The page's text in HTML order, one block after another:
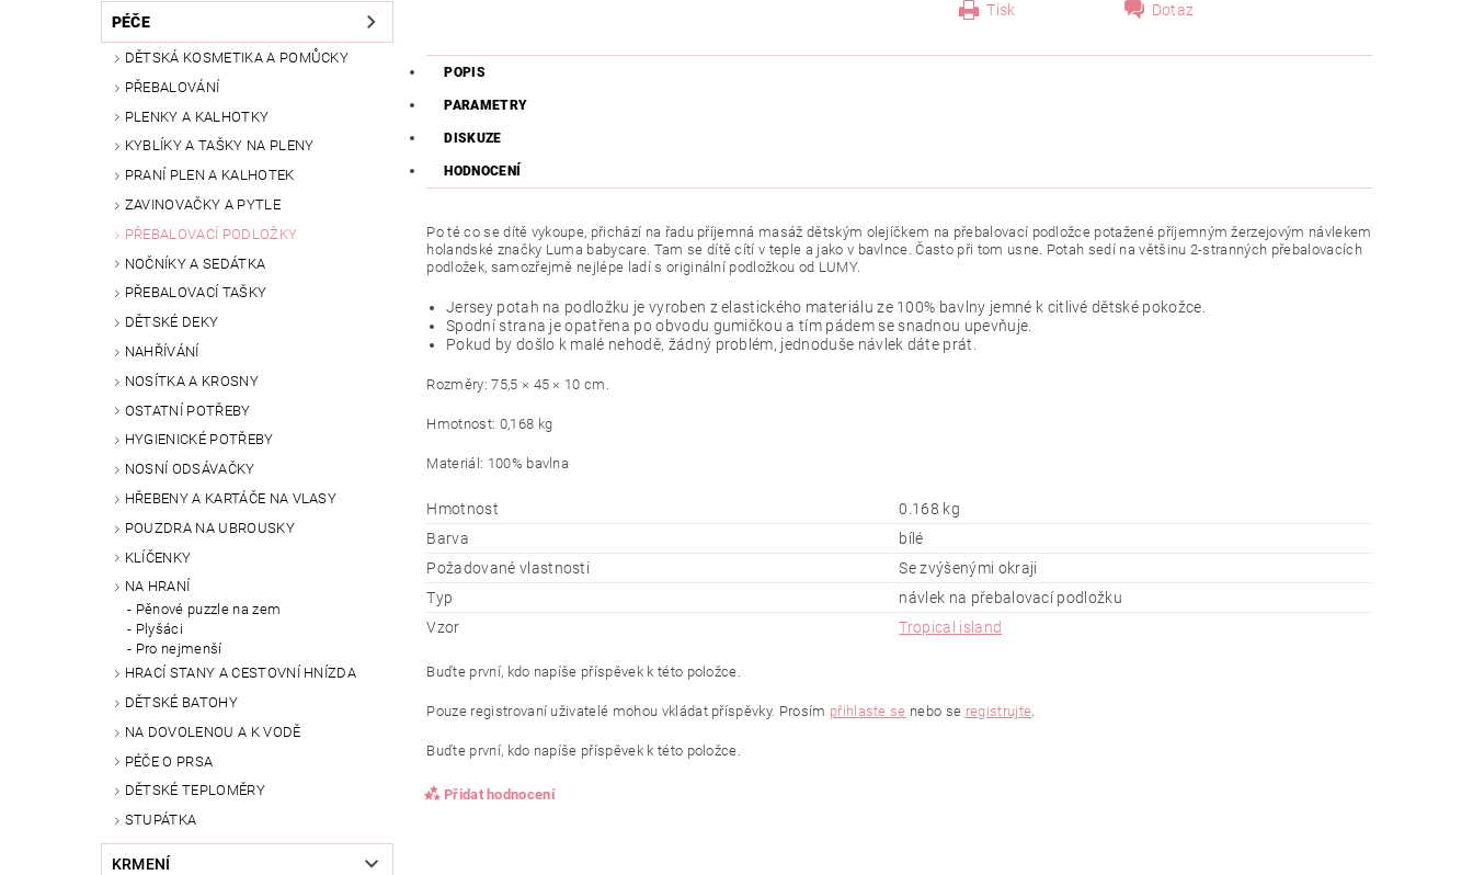
PÉČE
DĚTSKÁ KOSMETIKA A POMŮCKY
PŘEBALOVÁNÍ
PLENKY A KALHOTKY
KYBLÍKY A TAŠKY NA PLENY
PRANÍ PLEN A KALHOTEK
ZAVINOVAČKY A PYTLE
PŘEBALOVACÍ PODLOŽKY
NOČNÍKY A SEDÁTKA
PŘEBALOVACÍ TAŠKY
DĚTSKÉ DEKY
NAHŘÍVÁNÍ
NOSÍTKA A KROSNY
OSTATNÍ POTŘEBY
HYGIENICKÉ POTŘEBY
NOSNÍ ODSÁVAČKY
HŘEBENY A KARTÁČE NA VLASY
POUZDRA NA UBROUSKY
KLÍČENKY
NA HRANÍ
Pěnové puzzle na zem
Plyšáci
Pro nejmenší
HRACÍ STANY A CESTOVNÍ HNÍZDA
DĚTSKÉ BATOHY
NA DOVOLENOU A K VODĚ
PÉČE O PRSA
DĚTSKÉ TEPLOMĚRY
STUPÁTKA
KRMENÍ
Tisk Dotaz
POPIS
PARAMETRY
DISKUZE
HODNOCENÍ
Po té co se dítě vykoupe, přichází na řadu příjemná masáž dětským olejíčkem na přebalovací podložce potažené příjemným žerzejovým návlekem
holandské značky Luma babycare. Tam se dítě cítí v teple a jako v bavlnce. Často při tom usne. Potah sedí na většinu 2-stranných přebalovacích
podložek, samozřejmě nejlépe ladí s originální podložkou od LUMY.
Jersey potah na podložku je vyroben z elastického materiálu ze 100% bavlny jemné k citlivé dětské pokožce.
Spodní strana je opatřena po obvodu gumičkou a tím pádem se snadnou upevňuje.
Pokud by došlo k malé nehodě, žádný problém, jednoduše návlek dáte prát.
Rozměry: 75,5 × 45 × 10 cm.
Hmotnost: 0,168 kg
Materiál: 100% bavlna
Hmotnost
0.168 kg
Barva
bílé
Požadované vlastnosti
Se zvýšenými okraji
Typ
návlek na přebalovací podložku
Vzor
Tropical island
Buďte první, kdo napíše příspěvek k této položce.
Pouze registrovaní uživatelé mohou vkládat příspěvky. Prosím přihlaste se nebo se registrujte.
Buďte první, kdo napíše příspěvek k této položce.
Přidat hodnocení